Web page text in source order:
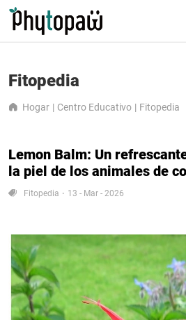
Fitopedia
Hogar Centro Educativo Fitopedia
Lemon Balm: Un
la piel de los animales de
Fitopedia 13 - Mar - 2026